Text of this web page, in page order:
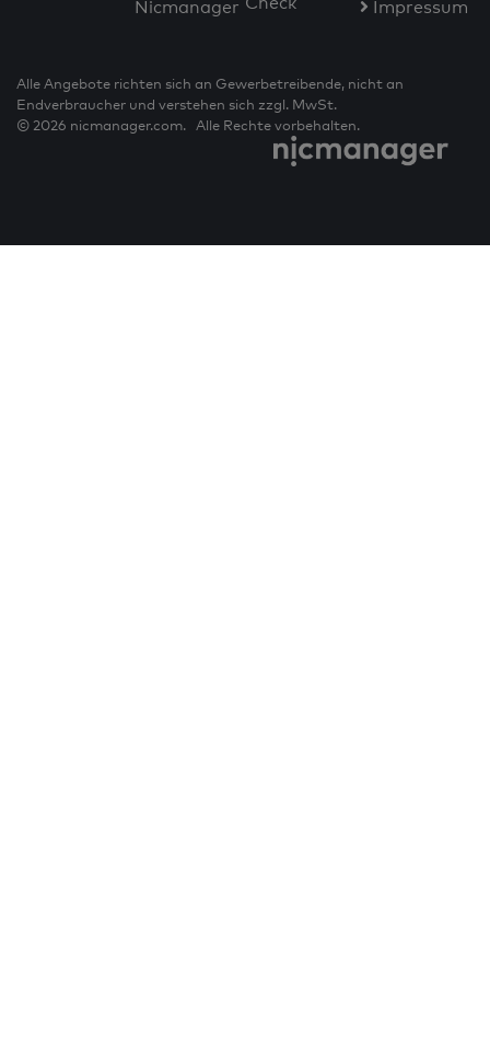
Nicmanager
Impressum
Alle Angebote richten sich an Gewerbetreibende, nicht an
Endverbraucher und verstehen sich zzgl. MwSt.
© 2026 nicmanager.com. Alle Rechte vorbehalten.